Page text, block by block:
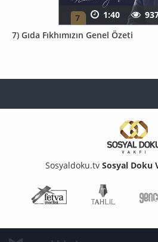
7) Gıda Fıkhımızın Genel Özeti
1:40
Sosyaldoku.tv Sosyal Doku
Fetva Meclisi